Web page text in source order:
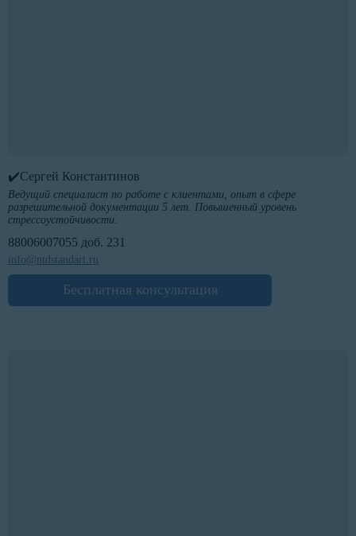
✔️Сергей Константинов
Ведущий специалист по работе с клиентами, опыт в сфере
разрешительной документации 5 лет. Повышенный уровень
стрессоустойчивости.
88006007055 доб. 231
info@ntdstandart.ru
Бесплатная консультация